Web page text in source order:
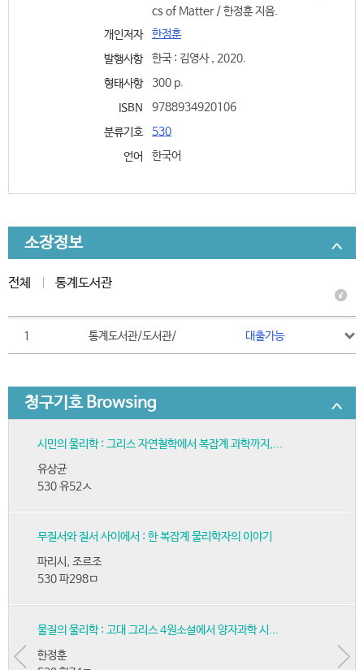
cs of Matter / 한정훈 지음.
개인저자
한정훈
발행사항
한국 : 김영사 , 2020.
형태사항
300 p.
ISBN
9788934920106
분류기호
530
언어
한국어
소장정보
전체 통계도서관
1 통계도서관/도서관/ 대출가능
청구기호 Browsing
시민의 물리학 : 그리스 자연철학에서 복잡계 과학까지,...
유상균
530 유52ㅅ
무질서와 질서 사이에서 : 한 복잡계 물리학자의 이야기
파리시, 조르조
530 파298ㅁ
물질의 물리학 : 고대 그리스 4원소설에서 양자과학 시...
한정훈